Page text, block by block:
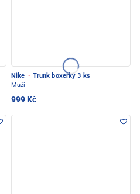
Nike · Trunk boxerky 3 ks
Muži
999 Kč